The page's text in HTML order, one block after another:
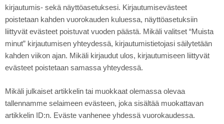
kirjautumis- sekä näyttöasetuksesi. Kirjautumisevästeet
poistetaan kahden vuorokauden kuluessa, näyttöasetuksiin
liittyvät evästeet poistuvat vuoden päästä. Mikäli valitset “Muista
minut” kirjautumisen yhteydessä, kirjautumistietojasi säilytetään
kahden viikon ajan. Mikäli kirjaudut ulos, kirjautumiseen liittyvät
evästeet poistetaan samassa yhteydessä.
Mikäli julkaiset artikkelin tai muokkaat olemassa olevaa
tallennamme selaimeen evästeen, joka sisältää muokattavan
artikkelin ID:n. Eväste vanhenee yhdessä vuorokaudessa.